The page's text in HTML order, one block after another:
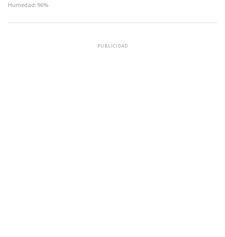
Humedad: 96%
PUBLICIDAD